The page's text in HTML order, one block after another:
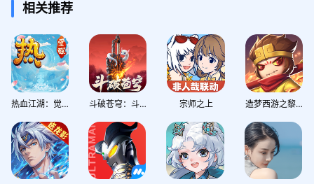
相关推荐
热血江湖：觉醒 斗破苍穹：斗帝之路 宗师之上 造梦西游之黎尤浩劫篇